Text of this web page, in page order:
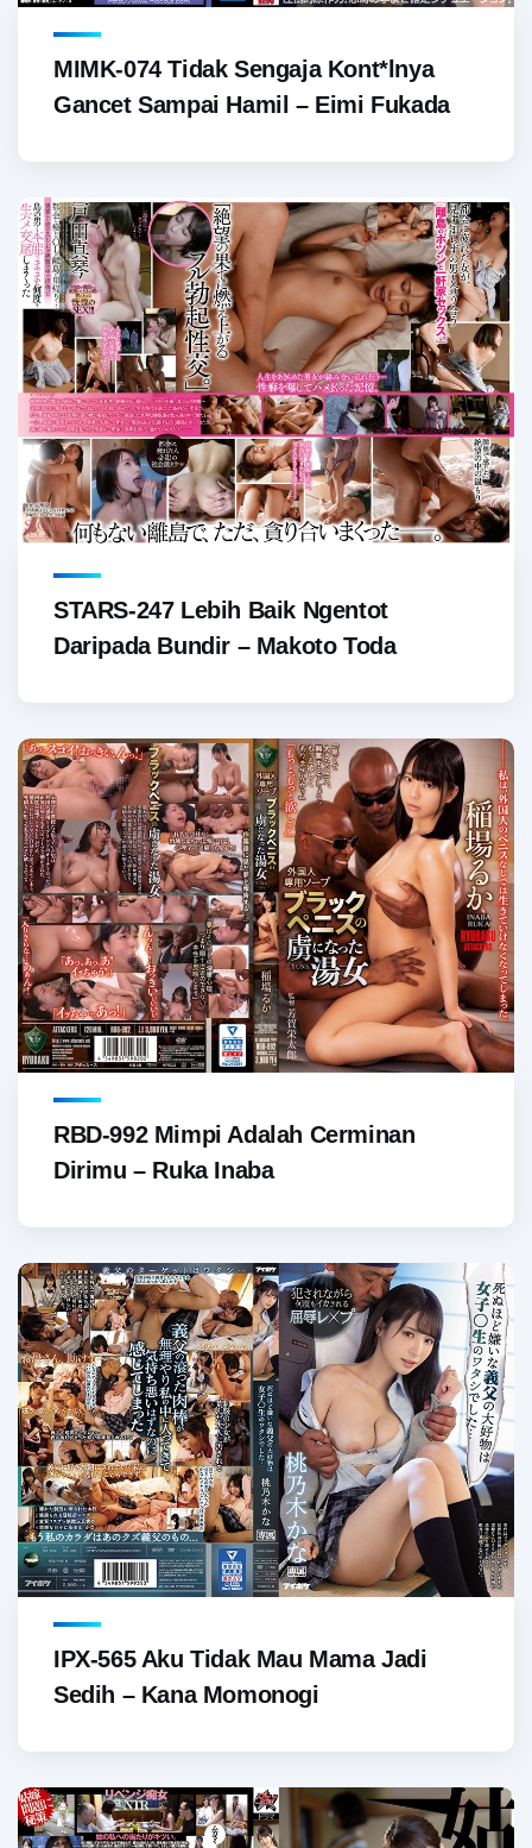
MIMK-074 Tidak Sengaja Kont*lnya
Gancet Sampai Hamil – Eimi Fukada
STARS-247 Lebih Baik Ngentot
Daripada Bundir – Makoto Toda
RBD-992 Mimpi Adalah Cerminan
Dirimu – Ruka Inaba
IPX-565 Aku Tidak Mau Mama Jadi
Sedih – Kana Momonogi